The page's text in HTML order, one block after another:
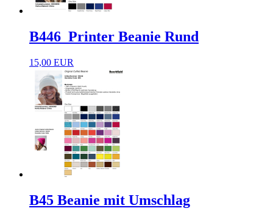
B446_Printer Beanie Rund
15,00 EUR
B45 Beanie mit Umschlag